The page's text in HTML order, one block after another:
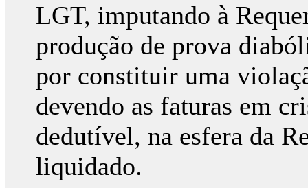
LGT, imputando à
produção de prova
por constituir uma
devendo as faturas em
dedutível, na esfera da
liquidado.